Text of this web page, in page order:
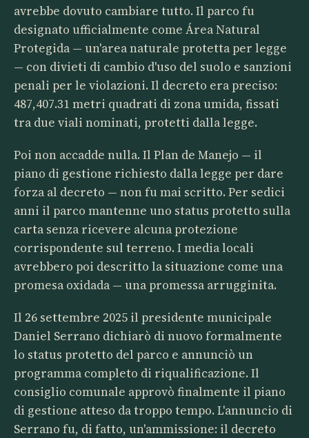
avrebbe dovuto cambiare tutto. Il parco fu
designato ufficialmente come Área Natural
Protegida — un'area naturale protetta per legge
— con divieti di cambio d'uso del suolo e sanzioni
penali per le violazioni. Il decreto era preciso:
487,407.31 metri quadrati di zona umida, fissati
tra due viali nominati, protetti dalla legge.
Poi non accadde nulla. Il Plan de Manejo — il
piano di gestione richiesto dalla legge per dare
forza al decreto — non fu mai scritto. Per sedici
anni il parco mantenne uno status protetto sulla
carta senza ricevere alcuna protezione
corrispondente sul terreno. I media locali
avrebbero poi descritto la situazione come una
promesa oxidada — una promessa arrugginita.
Il 26 settembre 2025 il presidente municipale
Daniel Serrano dichiarò di nuovo formalmente
lo status protetto del parco e annunciò un
programma completo di riqualificazione. Il
consiglio comunale approvò finalmente il piano
di gestione atteso da troppo tempo. L'annuncio di
Serrano fu, di fatto, un'ammissione: il decreto